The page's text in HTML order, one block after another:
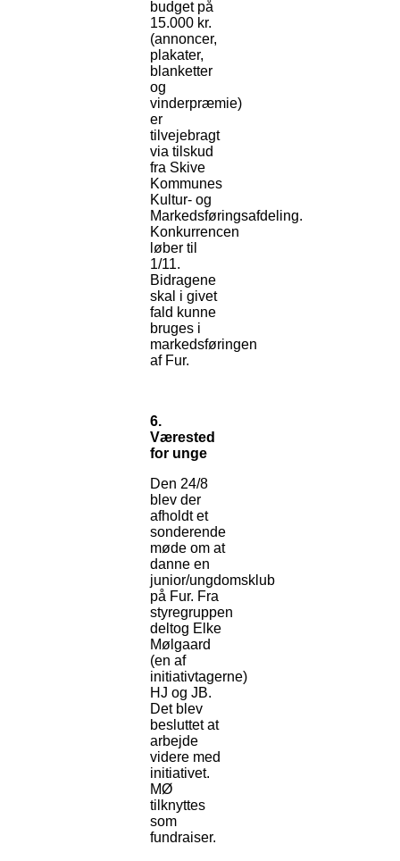
budget på
15.000 kr.
(annoncer,
plakater,
blanketter
og
vinderpræmie)
er
tilvejebragt
via tilskud
fra Skive
Kommunes
Kultur- og
Markedsføringsafdeling.
Konkurrencen
løber til
1/11.
Bidragene
skal i givet
fald kunne
bruges i
markedsføringen
af Fur.
6.
Værested
for unge
Den 24/8
blev der
afholdt et
sonderende
møde om at
danne en
junior/ungdomsklub
på Fur. Fra
styregruppen
deltog Elke
Mølgaard
(en af
initiativtagerne)
HJ og JB.
Det blev
besluttet at
arbejde
videre med
initiativet.
MØ
tilknyttes
som
fundraiser.